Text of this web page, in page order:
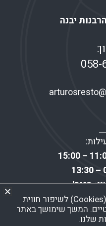
יבנה
058-
סגור!
ופרטיות
אנו משתמשים בקובצי 'עוגיות' (Cookies) לשיפור חווית
המשך שימושך באתר
שלנו.